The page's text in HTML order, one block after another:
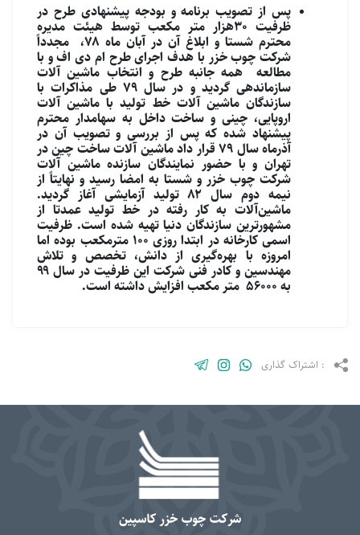
پس از تصویب برنامه و بودجه پیشنهادی طرح در
ظرفیت ۳۰هزار متر مکعب توسط هیئت مدیره
محترم شستا و ابلاغ آن در آبان ماه ۷۸، مجدداً
شرکت چوب خزر با هدف اجرای طرح ام دی اف و با
مطالعه همه جانبه طرح و انتخاب ماشین آلات
سازماندهی گردید و در سال ۷۹ طی مذاکرات با
سازندگان ماشین آلات خط تولید با ماشین آلات
اروپایی، چینی و ساخت داخل به سهامدار محترم
پیشنهاد شده که پس از بررسی و تصویب آن در
آذرماه سال ۷۹ قرار داد ماشین آلات ساخت چین در
تهران و با حضور نمایندگان سازنده ماشین آلات
شرکت چوب خزر و شستا به امضا رسید و نهایتاً از
نیمه دوم سال ۸۲ تولید آزمایشی آغاز گردید.
ماشین‌آلات به کار رفته در خط تولید عمدتا از
مشهورترین سازندگان دنیا تهیه شده است. ظرفیت
اسمی کارخانه در ابتدا روزی ۱۰۰ مترمکعب بوده اما
امروزه با بهره‌گیری از دانش، تخصص و تلاش
مهندسین و کادر فنی شرکت این ظرفیت در سال ۹۹
به ۵۶۰۰۰ متر مکعب افزایش داشته است.
: اشتراک گذاری